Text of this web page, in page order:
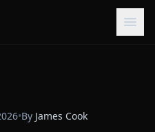
•By James Cook